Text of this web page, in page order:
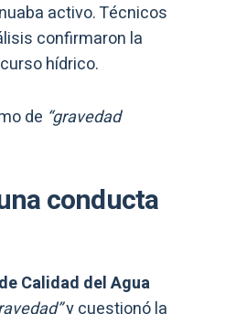
activo. Técnicos
confirmaron la
hídrico.
de “gravedad
conducta
Calidad del Agua